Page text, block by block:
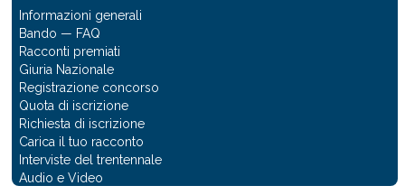
Informazioni generali
Bando — FAQ
Racconti premiati
Giuria Nazionale
Registrazione concorso
Quota di iscrizione
Richiesta di iscrizione
Carica il tuo racconto
Interviste del trentennale
Audio e Video